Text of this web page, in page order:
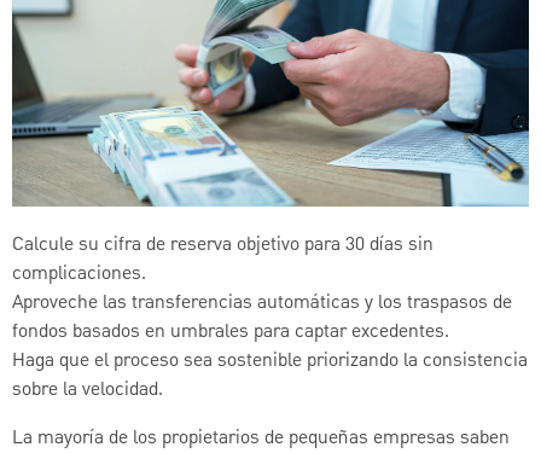
Calcule su cifra de reserva objetivo para 30 días sin
complicaciones.
Aproveche las transferencias automáticas y los traspasos de
fondos basados en umbrales para captar excedentes.
Haga que el proceso sea sostenible priorizando la consistencia
sobre la velocidad.
La mayoría de los propietarios de pequeñas empresas saben